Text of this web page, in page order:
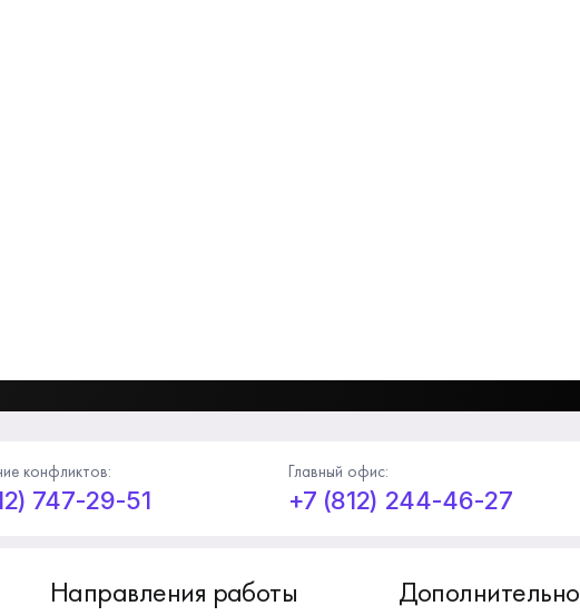
конфликтов:
747-29-51
Главный офис:
+7 (812) 244-46-27
Направления работы Дополнительно